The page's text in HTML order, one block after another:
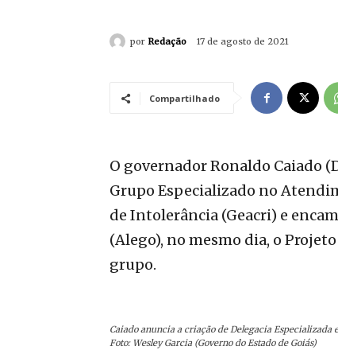
por Redação 17 de agosto de 2021
Compartilhado
O governador Ronaldo Caiado
Grupo Especializado no
de Intolerância (Geacri) e
(Alego), no mesmo dia, o
grupo.
Caiado anuncia a criação de Delegacia
Foto: Wesley Garcia (Governo do Estado de Goiás)